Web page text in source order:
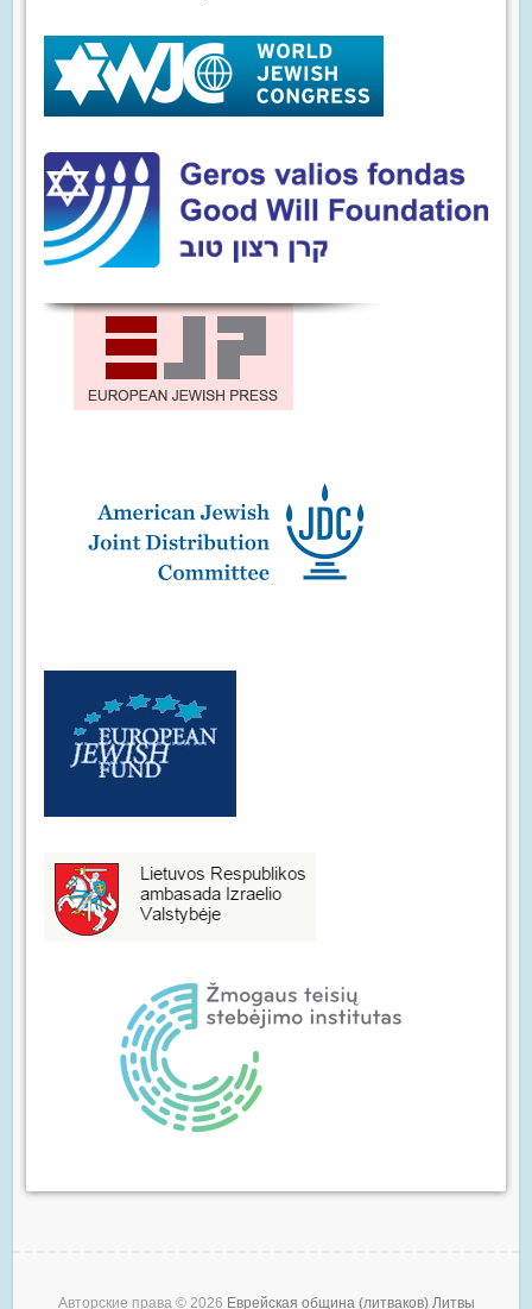
Авторские права © 2026 Еврейская община (литваков) Литвы